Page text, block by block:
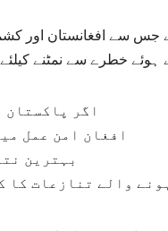
سے افغانستان اور
خطرے سے نمٹنے
اگر پاکستان
افغان امن عمل
بہترین
والے تنازعات کا